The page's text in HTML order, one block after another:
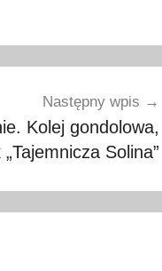
Następny wpis
Kolej gondolowa,
Solina”